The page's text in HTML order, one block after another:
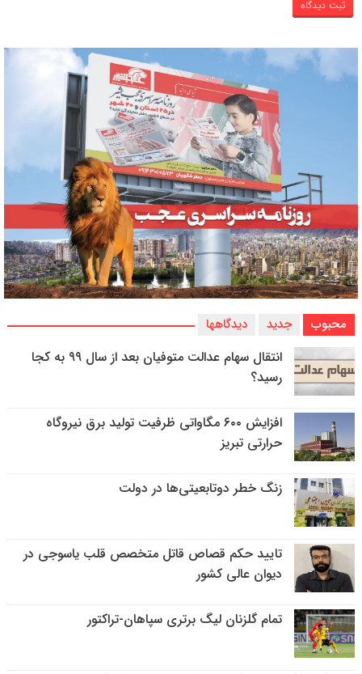
محبوب جدید دیدگاهها
انتقال سهام عدالت متوفیان بعد از سال ۹۹ به کجا
رسید؟
افزایش ۶۰۰ مگاواتی ظرفیت تولید برق نیروگاه
حرارتی تبریز
زنگ خطر دوتابعیتی‌ها در دولت
تایید حکم قصاص قاتل متخصص قلب یاسوجی در
دیوان عالی کشور
تمام گلزنان لیگ‌ برتری سپاهان-تراکتور